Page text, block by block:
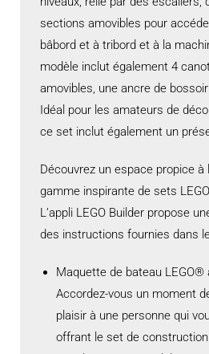
sections amovibles pour
bâbord et à tribord et à la
modèle inclut également 4
amovibles, une ancre de
Idéal pour les amateurs de
ce set inclut également un
Découvrez un espace propice à
gamme inspirante de sets
L’appli LEGO Builder propose
des instructions fournies dans
Maquette de bateau LEGO®
Accordez-vous un moment
plaisir à une personne qui
offrant le set de construction